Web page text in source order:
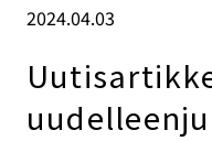
2024.04.03